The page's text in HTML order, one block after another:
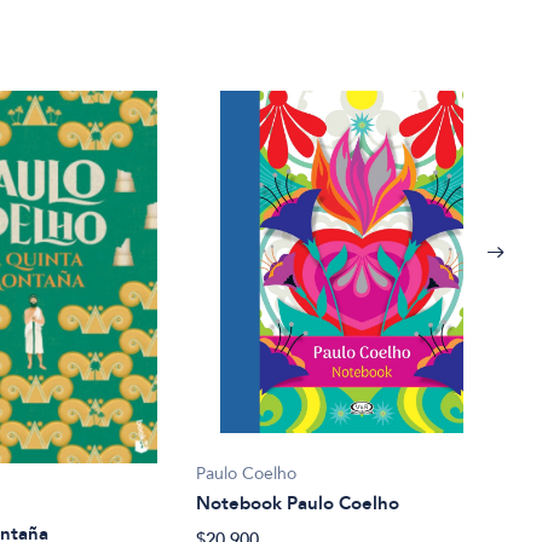
Paulo Coelho
Notebook Paulo Coelho